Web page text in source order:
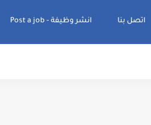
اتصل بنا انشر وظيفة - Post a job